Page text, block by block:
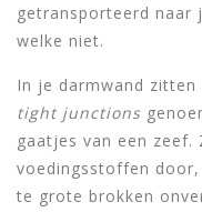
getransporteerd naar
welke niet.
In je darmwand zitten
tight junctions
gaatjes van een zeef.
voedingsstoffen
te grote brokken